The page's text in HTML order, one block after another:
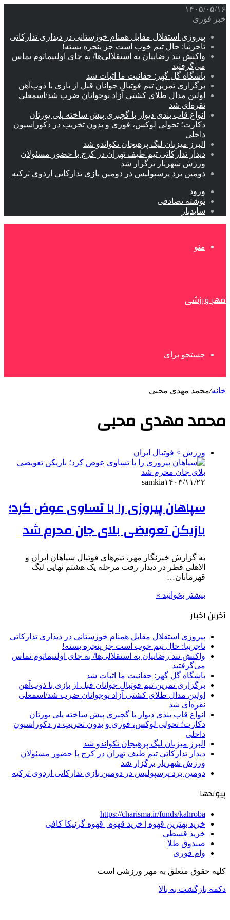
۱۴۰۵/۰۵/۱۶
خبر فوری
پیروزی استقلال مقابل همنام خوزستانی در دیداری تدارکاتی
تاجرنیا: حال تیم خوب است جز پنجره بسته!
واکنش تند رضاییان به استقلالی‌ها/ به جای اولتیماتوم تماس
می‌گرفتید
باشگاه گل گهر: حقانیت ما اثبات شد
برگزاری تمرین تیم فوتبال جوانان قبل از بازی با ذوب‌آهن
اولین مدال طلای کشتی آزاد نوجوانان ضرب شد/اسمعلی
نقره‌ای شد
انواع قاب بندی دیوار با گچبری پیش ساخته پلی یورتان
دکارت؛ تحولی لوکس، فوری و بدون تخریب در دکوراسیون
داخلی
البرز میزبان لیگ پرهیجان تکواندو شد
دیدار تدارکاتی تیم طیف تهران در کرج با حضور مسئولان
ورزش شهریار برگزار شد
دومین برد پرسپولیس در دومین بازی تدارکاتی اردوی ترکیه
ورود
نوشته تصادفی
سایدبار
منو
مهر ورزشی
جستجو برای
خانه/محمد مهدی محبی
محمد مهدی محبی
ورزش > فوتبال ایران
samkia۱۴۰۳/۱۱/۲۲
سپاهان پیروزی را با تساوی عوض کرد؛
بازیکن تعویضی بلای جان محرم شد
به گزارش خبرنگار مهر، تیم‌های فوتبال سپاهان ایران و
الاهلی قطر در دیدار رفت مرحله یک هشتم نهایی لیگ
قهرمانان…
بیشتر بخوانید »
آخرین اخبار
پیروزی استقلال مقابل همنام خوزستانی در دیداری تدارکاتی
تاجرنیا: حال تیم خوب است جز پنجره بسته!
واکنش تند رضاییان به استقلالی‌ها/ به جای اولتیماتوم تماس
می‌گرفتید
باشگاه گل گهر: حقانیت ما اثبات شد
برگزاری تمرین تیم فوتبال جوانان قبل از بازی با ذوب‌آهن
اولین مدال طلای کشتی آزاد نوجوانان ضرب شد/اسمعلی
نقره‌ای شد
انواع قاب بندی دیوار با گچبری پیش ساخته پلی یورتان
دکارت؛ تحولی لوکس، فوری و بدون تخریب در دکوراسیون
داخلی
البرز میزبان لیگ پرهیجان تکواندو شد
دیدار تدارکاتی تیم طیف تهران در کرج با حضور مسئولان
ورزش شهریار برگزار شد
دومین برد پرسپولیس در دومین بازی تدارکاتی اردوی ترکیه
پیوندها
https://charisma.ir/funds/kahroba
خرید بهترین قهوه | خرید قهوه | قهوه گرنیکا کافی
خرید قسطی
صندوق طلا
وام فوری
کلیه حقوق متعلق به مهر ورزشی است
دکمه بازگشت به بالا